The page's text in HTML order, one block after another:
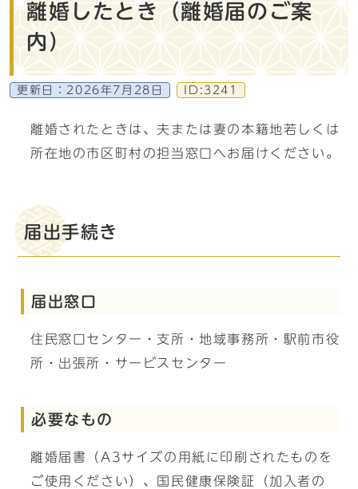
離婚したとき（離婚届のご案
内）
更新日： 2026年7月28日 ID:3241
離婚されたときは、夫または妻の本籍地若しくは
所在地の市区町村の担当窓口へお届けください。
届出手続き
届出窓口
住民窓口センター・支所・地域事務所・駅前市役
所・出張所・サービスセンター
必要なもの
離婚届書（A3サイズの用紙に印刷されたものを
ご使用ください）、国民健康保険証（加入者の